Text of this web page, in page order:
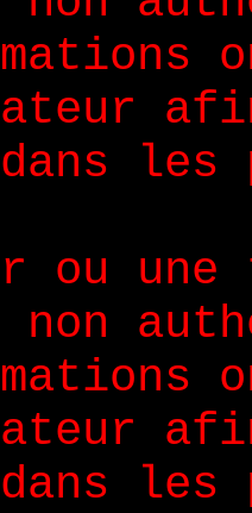
dans
ou
non
dans